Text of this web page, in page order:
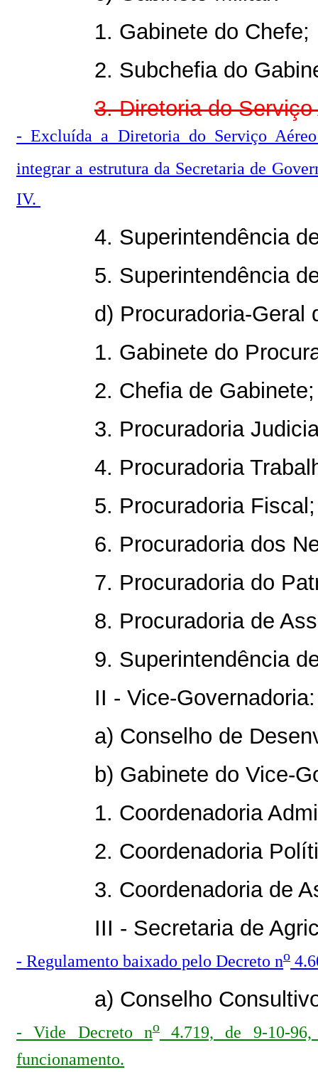
1. Gabinete do Chefe;
2. Subchefia do
3. Diretoria do Serviço
- Excluída a Diretoria do Serviço Aéreo
integrar a estrutura da Secretaria de
IV.
4. Superintendência
5. Superintendência
d) Procuradoria-Geral
1. Gabinete do
2. Chefia de Gabinete;
3. Procuradoria
4. Procuradoria
5. Procuradoria Fiscal;
6. Procuradoria dos
7. Procuradoria do
8. Procuradoria de
9. Superintendência
II - Vice-Governadoria:
a) Conselho de
b) Gabinete do Vice-
1. Coordenadoria
2. Coordenadoria
3. Coordenadoria de
III - Secretaria de
- Regulamento baixado pelo Decreto no
a) Conselho
- Vide Decreto no4.719, de 9-10-96,
funcionamento.